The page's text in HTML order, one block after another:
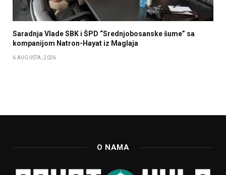
Saradnja Vlade SBK i ŠPD “Srednjobosanske šume” sa
kompanijom Natron-Hayat iz Maglaja
6 AUGUSTA, 2026
O NAMA